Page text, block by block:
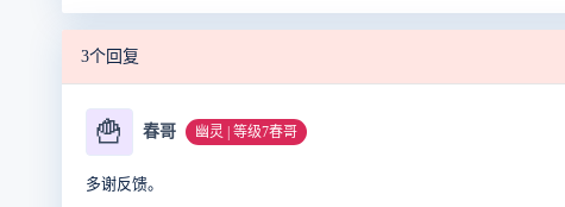
3个回复
🍟 春哥 幽灵 | 等级7春哥
多谢反馈。